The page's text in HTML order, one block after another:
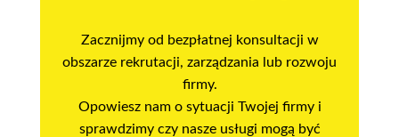
Zacznijmy od bezpłatnej konsultacji w
obszarze rekrutacji, zarządzania lub rozwoju
firmy.
Opowiesz nam o sytuacji Twojej firmy i
sprawdzimy czy nasze usługi mogą być